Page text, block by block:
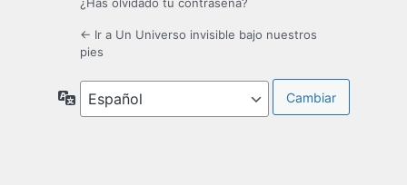
¿Has olvidado tu contraseña?
← Ir a Un Universo invisible bajo nuestros
pies
Idioma